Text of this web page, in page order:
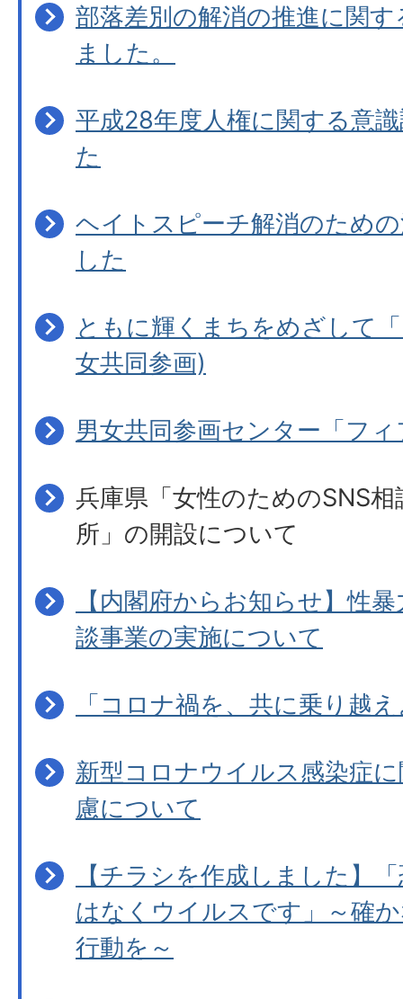
部落差別の解消の推進に関
ました。
平成28年度人権に関する意
た
ヘイトスピーチ解消のため
した
ともに輝くまちをめざして
女共同参画)
男女共同参画センター「フ
兵庫県「女性のためのSNS
所」の開設について
【内閣府からお知らせ】性
談事業の実施について
「コロナ禍を、共に乗り越
新型コロナウイルス感染症
慮について
【チラシを作成しました】
はなくウイルスです」～確
行動を～